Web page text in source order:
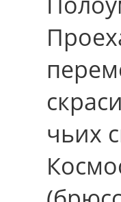
чьих